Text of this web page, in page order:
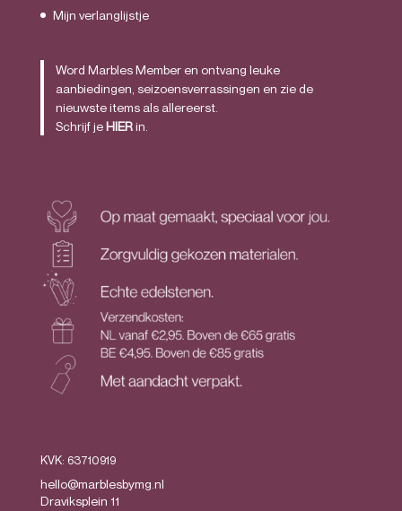
Mijn verlanglijstje
Word Marbles Member en ontvang leuke
aanbiedingen, seizoensverrassingen en zie de
nieuwste items als allereerst.
Schrijf jeHIERin.
KVK: 63710919
hello@marblesbymg.nl
Draviksplein 11